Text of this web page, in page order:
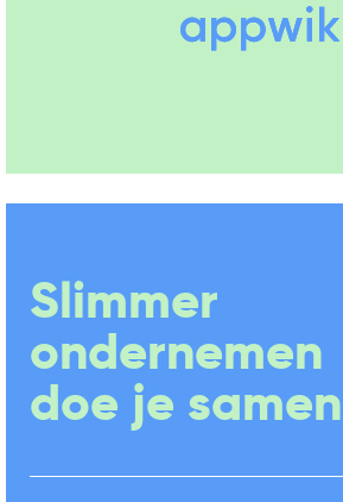
Slimmer
ondernemen
doe je samen